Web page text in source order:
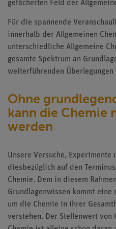
gefächerten Feld der
Für die spannende
innerhalb der Allgemeinen
unterschiedliche Allgemeine
gesamte Spektrum an
weiterführenden Überlegungen
Ohne
kann die Chemie
werden
Unsere Versuche, Experimente
diesbezüglich auf den
Chemie. Dem in diesem
Grundlagenwissen kommt eine
um die Chemie in ihrer
verstehen. Der Stellenwert von